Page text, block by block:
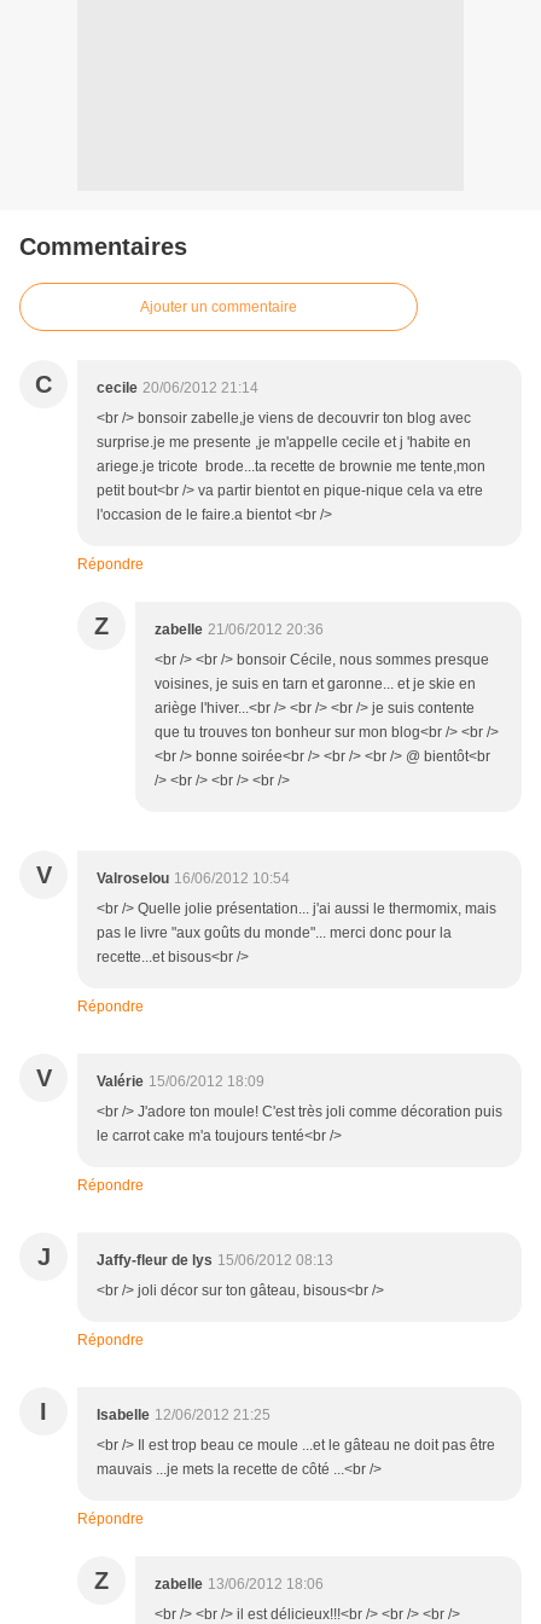
Commentaires
Ajouter un commentaire
C cecile 20/06/2012 21:14
<br /> bonsoir zabelle,je viens de decouvrir ton blog avec
surprise.je me presente ,je m'appelle cecile et j 'habite en
ariege.je tricote brode...ta recette de brownie me tente,mon
petit bout<br /> va partir bientot en pique-nique cela va etre
l'occasion de le faire.a bientot <br />
Répondre
Z zabelle 21/06/2012 20:36
<br /> <br /> bonsoir Cécile, nous sommes presque
voisines, je suis en tarn et garonne... et je skie en
ariège l'hiver...<br /> <br /> <br /> je suis contente
que tu trouves ton bonheur sur mon blog<br /> <br />
<br /> bonne soirée<br /> <br /> <br /> @ bientôt<br
/> <br /> <br /> <br />
V Valroselou 16/06/2012 10:54
<br /> Quelle jolie présentation... j'ai aussi le thermomix, mais
pas le livre "aux goûts du monde"... merci donc pour la
recette...et bisous<br />
Répondre
V Valérie 15/06/2012 18:09
<br /> J'adore ton moule! C'est très joli comme décoration puis
le carrot cake m'a toujours tenté<br />
Répondre
J Jaffy-fleur de lys 15/06/2012 08:13
<br /> joli décor sur ton gâteau, bisous<br />
Répondre
I Isabelle 12/06/2012 21:25
<br /> Il est trop beau ce moule ...et le gâteau ne doit pas être
mauvais ...je mets la recette de côté ...<br />
Répondre
Z zabelle 13/06/2012 18:06
<br /> <br /> il est délicieux!!!<br /> <br /> <br />